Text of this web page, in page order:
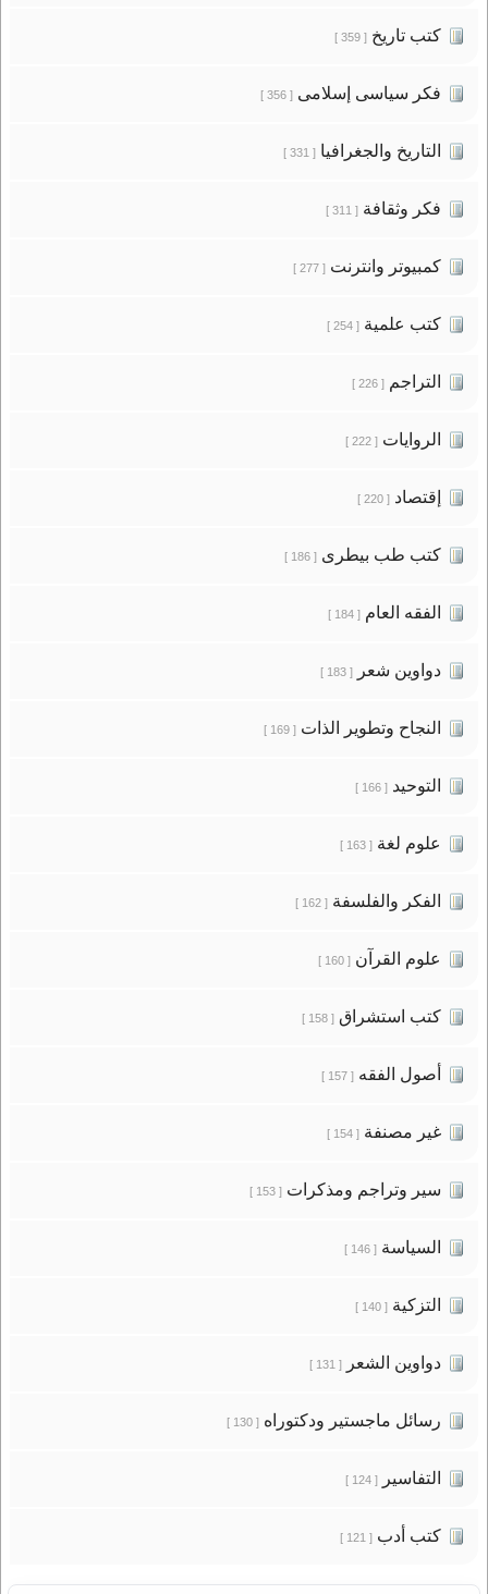
كتب تاريخ[ 359 ]
فكر سياسى إسلامى[ 356 ]
التاريخ والجغرافيا[ 331 ]
فكر وثقافة[ 311 ]
كمبيوتر وانترنت[ 277 ]
كتب علمية[ 254 ]
التراجم[ 226 ]
الروايات[ 222 ]
إقتصاد[ 220 ]
كتب طب بيطرى[ 186 ]
الفقه العام[ 184 ]
دواوين شعر[ 183 ]
النجاح وتطوير الذات[ 169 ]
التوحيد[ 166 ]
علوم لغة[ 163 ]
الفكر والفلسفة[ 162 ]
علوم القرآن[ 160 ]
كتب استشراق[ 158 ]
أصول الفقه[ 157 ]
غير مصنفة[ 154 ]
سير وتراجم ومذكرات[ 153 ]
السياسة[ 146 ]
التزكية[ 140 ]
دواوين الشعر[ 131 ]
رسائل ماجستير ودكتوراه[ 130 ]
التفاسير[ 124 ]
كتب أدب[ 121 ]